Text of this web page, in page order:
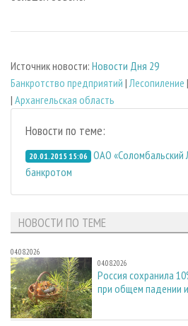
Источник новости: Новости Дня 29
Банкротство предприятий |Лесопиление |
| Архангельская область
Новости по теме:
20.01.2015 15:06 ОАО «Соломбальский
банкротом
НОВОСТИ ПО ТЕМЕ
04.08.2026
04.08.2026
Россия сохранила
при общем падении